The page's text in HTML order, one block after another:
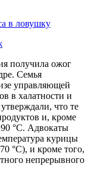
в ловушку
получила ожог
Семья
управляющей
в халатности и
что те
и, кроме
90 °С. Адвокаты
курицы
°С), и кроме того,
непрерывного